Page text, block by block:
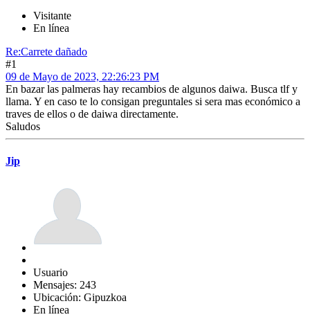
Visitante
En línea
Re:Carrete dañado
#1
09 de Mayo de 2023, 22:26:23 PM
En bazar las palmeras hay recambios de algunos daiwa. Busca tlf y
llama. Y en caso te lo consigan preguntales si sera mas económico a
traves de ellos o de daiwa directamente.
Saludos
Jip
Usuario
Mensajes: 243
Ubicación: Gipuzkoa
En línea